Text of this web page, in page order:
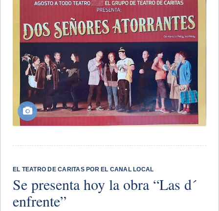
EL TEATRO DE CARITAS POR EL CANAL LOCAL
Se presenta hoy la obra “Las d´
enfrente”